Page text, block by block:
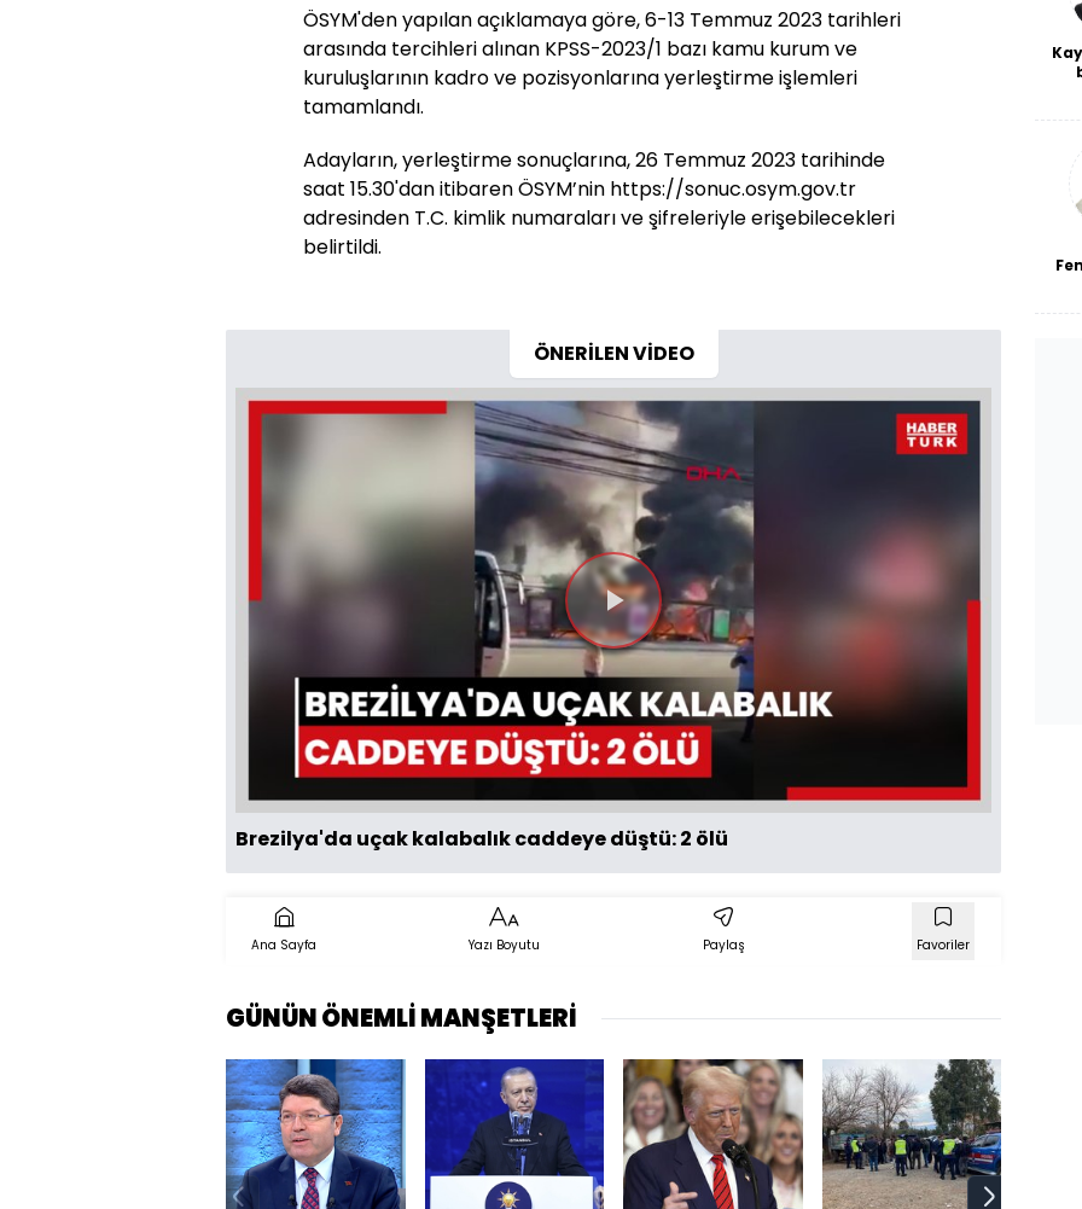
ÖSYM'den yapılan açıklamaya göre, 6-13 Temmuz 2023 tarihleri
arasında tercihleri alınan KPSS-2023/1 bazı kamu kurum ve
kuruluşlarının kadro ve pozisyonlarına yerleştirme işlemleri
tamamlandı.
Adayların, yerleştirme sonuçlarına, 26 Temmuz 2023 tarihinde
saat 15.30'dan itibaren ÖSYM’nin https://sonuc.osym.gov.tr
adresinden T.C. kimlik numaraları ve şifreleriyle erişebilecekleri
belirtildi.
ÖNERİLEN VİDEO
Videoyu
Oynat
Brezilya'da uçak kalabalık caddeye düştü: 2 ölü
Ana Sayfa Yazı Boyutu Paylaş Favoriler
GÜNÜN ÖNEMLİ MANŞETLERİ